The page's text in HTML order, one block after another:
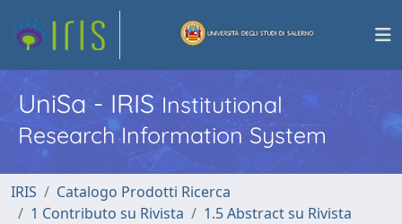
UniSa - IRISInstitutional
Research Information System
IRIS
Catalogo Prodotti Ricerca
1 Contributo su Rivista
1.5 Abstract su Rivista